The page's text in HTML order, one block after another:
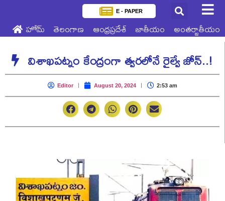
E - PAPER
హోమ్ తెలంగాణ ఆంధ్రప్రదేశ్ జాతీయం అంతర్జాతీయం
విశాఖపట్నం కేంద్రంగా త్వరలోనే రైల్వే జోన్..!
Editor August 20, 2024 2:53 am